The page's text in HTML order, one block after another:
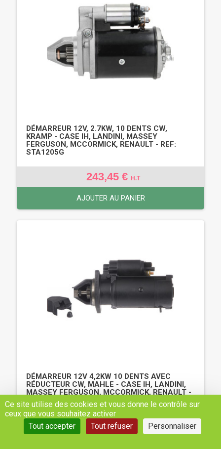
DÉMARREUR 12V, 2.7KW, 10 DENTS CW,
KRAMP - CASE IH, LANDINI, MASSEY
FERGUSON, MCCORMICK, RENAULT - REF:
STA1205G
243,45 € H.T
AJOUTER AU PANIER
DÉMARREUR 12V 4,2KW 10 DENTS AVEC
RÉDUCTEUR CW, MAHLE - CASE IH, LANDINI,
MASSEY FERGUSON, MCCORMICK, RENAULT -
- REF: IS1159
257,02 €H.T
Ce site utilise des cookies et vous donne le contrôle sur
ceux que vous souhaitez activer
Tout accepter
Tout refuser Personnaliser